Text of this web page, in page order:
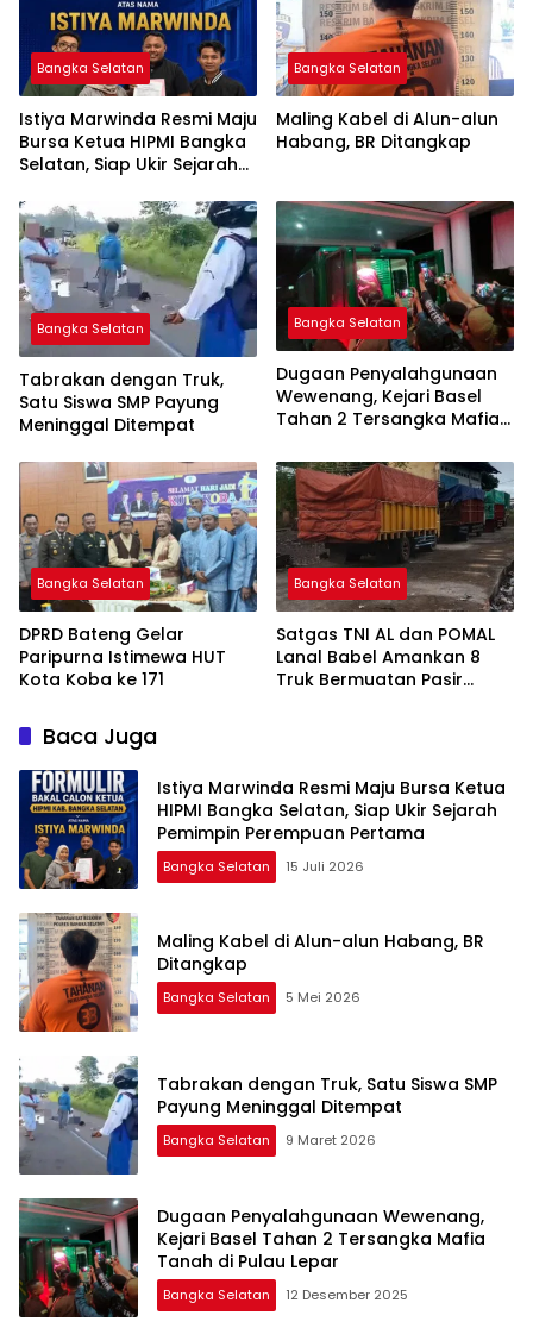
Bangka Selatan
Istiya Marwinda Resmi Maju
Bursa Ketua HIPMI Bangka
Selatan, Siap Ukir Sejarah
Pertama
Bangka Selatan
Maling Kabel di Alun-alun
Habang, BR Ditangkap
Bangka Selatan
Tabrakan dengan Truk,
Satu Siswa SMP Payung
Meninggal Ditempat
Bangka Selatan
Dugaan Penyalahgunaan
Wewenang, Kejari Basel
Tahan 2 Tersangka Mafia
Bangka Selatan
DPRD Bateng Gelar
Paripurna Istimewa HUT
Kota Koba ke 171
Bangka Selatan
Satgas TNI AL dan POMAL
Lanal Babel Amankan 8
Truk Bermuatan Pasir
Baca Juga
Istiya Marwinda Resmi Maju Bursa Ketua
HIPMI Bangka Selatan, Siap Ukir Sejarah
Pemimpin Perempuan Pertama
Bangka Selatan 15 Juli 2026
Maling Kabel di Alun-alun Habang, BR
Ditangkap
Bangka Selatan 5 Mei 2026
Tabrakan dengan Truk, Satu Siswa SMP
Payung Meninggal Ditempat
Bangka Selatan 9 Maret 2026
Dugaan Penyalahgunaan Wewenang,
Kejari Basel Tahan 2 Tersangka Mafia
Tanah di Pulau Lepar
Bangka Selatan 12 Desember 2025